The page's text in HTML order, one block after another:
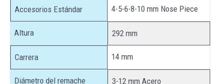
Accesorios Estándar 4-5-6-8-10 mm Nose Piece
Altura 292 mm
Carrera 14 mm
Diámetro del remache 3-12 mm Acero